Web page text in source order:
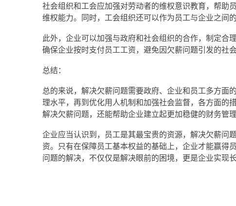
社会组织和工会应加强对劳动者的维权意识教育，帮助
维权能力。同时，工会组织还可以作为员工与企业之间
此外，企业可以加强与政府和社会组织的合作，制定合
确保企业按时支付员工工资，避免因欠薪问题引发的社
总结：
总的来说，解决欠薪问题需要政府、企业和员工多方面
理水平，再到优化用人机制和加强社会监督，各方面的
解决欠薪问题，还能帮助企业建立起更加稳健的财务管
企业应当认识到，员工是其最宝贵的资源，解决欠薪问
资。只有在保障员工基本权益的基础上，企业才能赢得
问题的解决，不仅仅是解决眼前的困境，更是企业实现